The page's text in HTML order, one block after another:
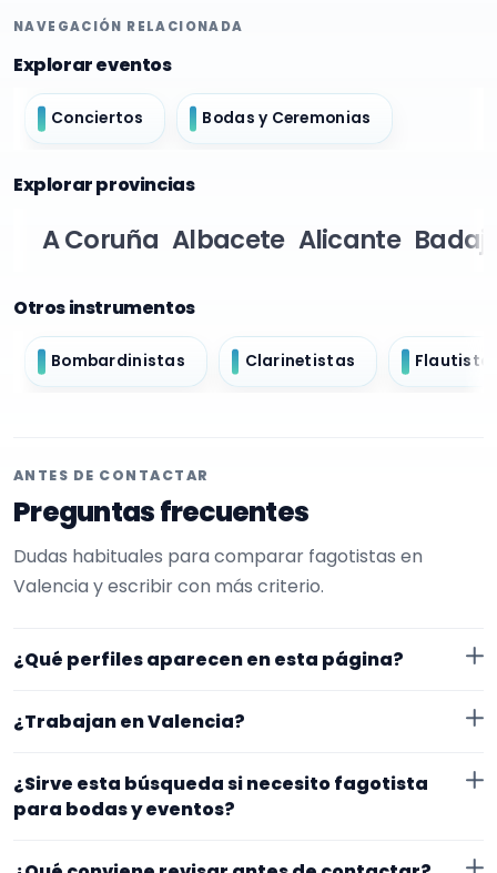
NAVEGACIÓN RELACIONADA
Explorar eventos
Conciertos Bodas y Ceremonias
Explorar provincias
A Coruña Albacete Alicante
Otros instrumentos
Bombardinistas Clarinetistas
ANTES DE CONTACTAR
Preguntas frecuentes
Dudas habituales para comparar fagotistas en
Valencia y escribir con más criterio.
¿Qué perfiles aparecen en esta página?
EncuentraMúsico. La selección está filtrada por
Además, la página se centra en perfiles que trabajan
¿Trabajan en Valencia?
en Valencia. Aun así, conviene confirmar lugar exacto,
cerrar nada.
¿Sirve esta búsqueda si necesito fagotista
para bodas y eventos?